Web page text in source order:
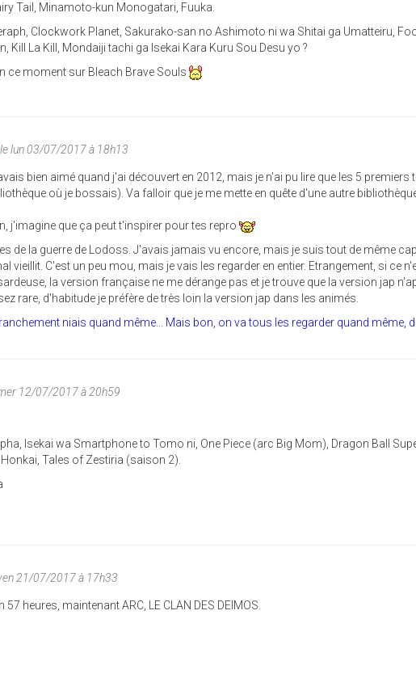
Tail, Minamoto-kun Monogatari, Fuuka.
Clockwork Planet, Sakurako-san no Ashimoto ni wa Shitai ga Umatteiru,
Kill La Kill, Mondaiji tachi ga Isekai Kara Kuru Sou Desu yo ?
ce moment sur Bleach Brave Souls
le lun 03/07/2017 à 18h13
bien aimé quand j'ai découvert en 2012, mais je n'ai pu lire que les 5 premiers
où je bossais). Va falloir que je me mette en quête d'une autre
j'imagine que ça peut t'inspirer pour tes repro
de la guerre de Lodoss. J'avais jamais vu encore, mais je suis tout de même
vieillit. C'est un peu mou, mais je vais les regarder en entier. Etrangement, si ce
la version française ne me dérange pas et je trouve que la version jap
rare, d'habitude je préfère de très loin la version jap dans les animés.
niais quand même... Mais bon, on va tous les regarder quand même,
12/07/2017 à 20h59
Isekai wa Smartphone to Tomo ni, One Piece (arc Big Mom), Dragon Ball
Honkai, Tales of Zestiria (saison 2).
21/07/2017 à 17h33
57 heures, maintenant ARC, LE CLAN DES DEIMOS.